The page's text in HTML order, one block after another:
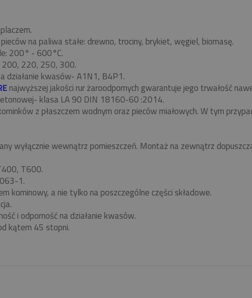
na paliwa stałe: drewno, trociny, brykiet, węgiel, biomasę.
200° - 600°C.
200, 220, 250, 300.
działanie kwasów- A1N1, B4P1.
najwyższej jakości rur żaroodpornych gwarantuje jego trwałość
klasa LA 90 DIN 18160-60 :2014.
z płaszczem wodnym oraz pieców miałowych. W tym
wyłącznie wewnątrz pomieszczeń. Montaż na zewnątrz
T600.
1.
kominowy, a nie tylko na poszczególne części składowe.
i odporność na działanie kwasów.
kątem 45 stopni.